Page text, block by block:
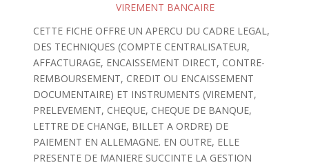
VIREMENT BANCAIRE
CETTE FICHE OFFRE UN APERCU DU CADRE LEGAL,
DES TECHNIQUES (COMPTE CENTRALISATEUR,
AFFACTURAGE, ENCAISSEMENT DIRECT, CONTRE-
REMBOURSEMENT, CREDIT OU ENCAISSEMENT
DOCUMENTAIRE) ET INSTRUMENTS (VIREMENT,
PRELEVEMENT, CHEQUE, CHEQUE DE BANQUE,
LETTRE DE CHANGE, BILLET A ORDRE) DE
PAIEMENT EN ALLEMAGNE. EN OUTRE, ELLE
PRESENTE DE MANIERE SUCCINTE LA GESTION